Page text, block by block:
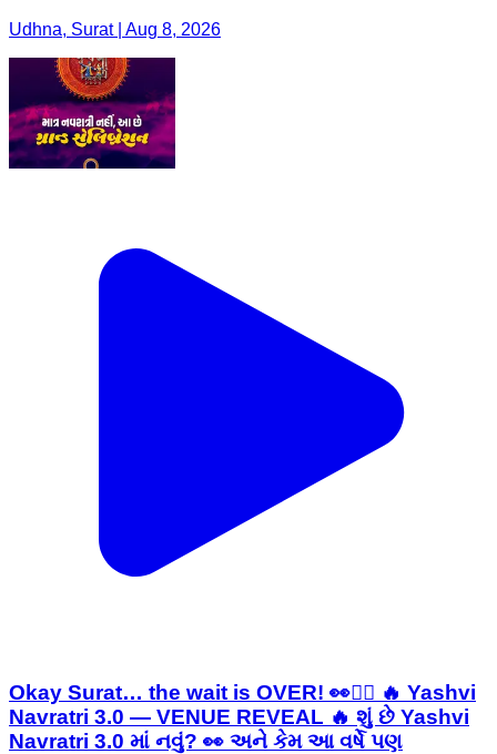
Udhna, Surat | Aug 8, 2026
Okay Surat… the wait is OVER! 👀❤️‍🔥 🔥 Yashvi
Navratri 3.0 — VENUE REVEAL 🔥 શું છે Yashvi
Navratri 3.0 માં નવું? 👀 અને કેમ આ વર્ષે પણ